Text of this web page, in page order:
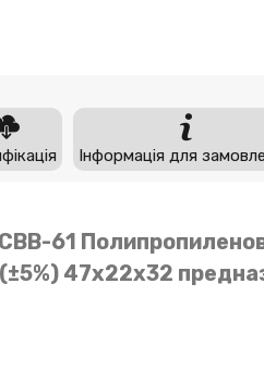
Інформація для
CBB-61
47x22x32